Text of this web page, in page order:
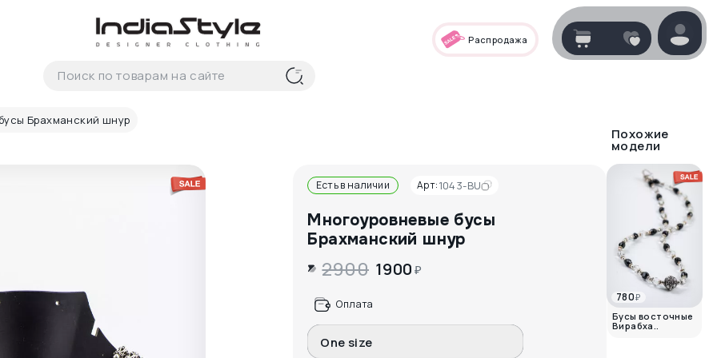
Распродажа
Брахманский шнур
Есть в наличии Арт:1043-BU
Многоуровневые бусы
Брахманский шнур
2900 1900₽
Оплата
One size
Похожие
модели
780₽
Бусы восточные
Вирабха..